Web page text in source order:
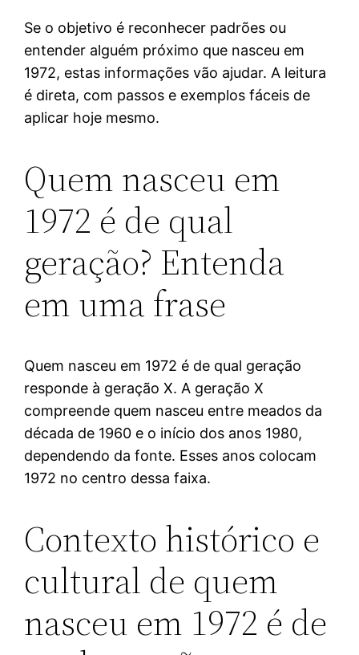
Se o objetivo é reconhecer padrões ou
entender alguém próximo que nasceu em
1972, estas informações vão ajudar. A leitura
é direta, com passos e exemplos fáceis de
aplicar hoje mesmo.
Quem nasceu em
1972 é de qual
geração? Entenda
em uma frase
Quem nasceu em 1972 é de qual geração
responde à geração X. A geração X
compreende quem nasceu entre meados da
década de 1960 e o início dos anos 1980,
dependendo da fonte. Esses anos colocam
1972 no centro dessa faixa.
Contexto histórico e
cultural de quem
nasceu em 1972 é de